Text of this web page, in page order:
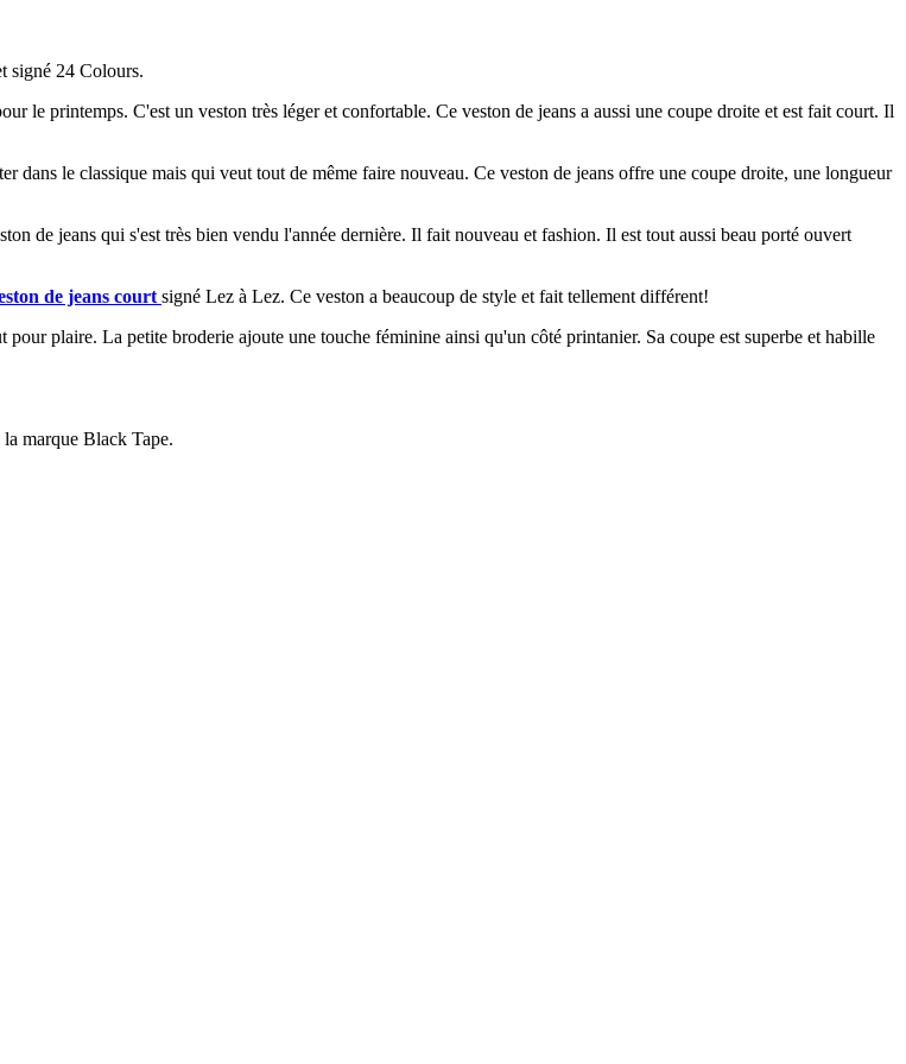
signé 24 Colours.
le printemps. C'est un veston très léger et confortable. Ce veston de jeans a aussi une coupe droite et est fait court. Il
dans le classique mais qui veut tout de même faire nouveau. Ce veston de jeans offre une coupe droite, une longueur
de jeans qui s'est très bien vendu l'année dernière. Il fait nouveau et fashion. Il est tout aussi beau porté ouvert
de jeans court signé Lez à Lez. Ce veston a beaucoup de style et fait tellement différent!
pour plaire. La petite broderie ajoute une touche féminine ainsi qu'un côté printanier. Sa coupe est superbe et habille
la marque Black Tape.